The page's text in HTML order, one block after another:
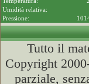
Umidità relativa:
Pressione:
Tutto il
Copyright
parziale,